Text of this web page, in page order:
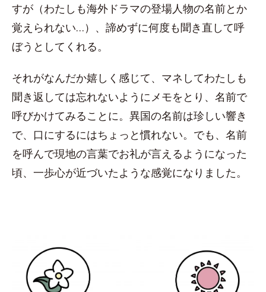
すが（わたしも海外ドラマの登場人物の名前とか
覚えられない…）、諦めずに何度も聞き直して呼
ぼうとしてくれる。
それがなんだか嬉しく感じて、マネしてわたしも
聞き返しては忘れないようにメモをとり、名前で
呼びかけてみることに。異国の名前は珍しい響き
で、口にするにはちょっと慣れない。でも、名前
を呼んで現地の言葉でお礼が言えるようになった
頃、一歩心が近づいたような感覚になりました。